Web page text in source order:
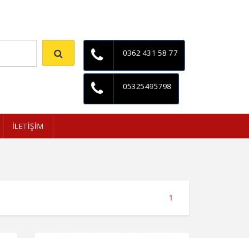
0362 431 58 77
05325495798
İLETİŞİM
1